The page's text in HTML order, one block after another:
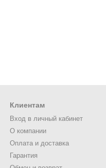
Клиентам
Вход в личный кабинет
О компании
Оплата и доставка
Гарантия